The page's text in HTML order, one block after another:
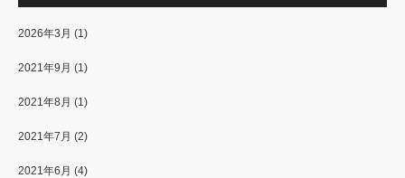
2026年3月 (1)
2021年9月 (1)
2021年8月 (1)
2021年7月 (2)
2021年6月 (4)